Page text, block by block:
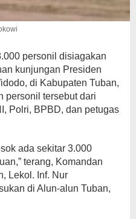
personil disiagakan
kunjungan Presiden
di Kabupaten Tuban,
personil tersebut dari
Polri, BPBD, dan petugas
ada sekitar 3.000
terang, Komandan
Lekol. Inf. Nur
di Alun-alun Tuban,